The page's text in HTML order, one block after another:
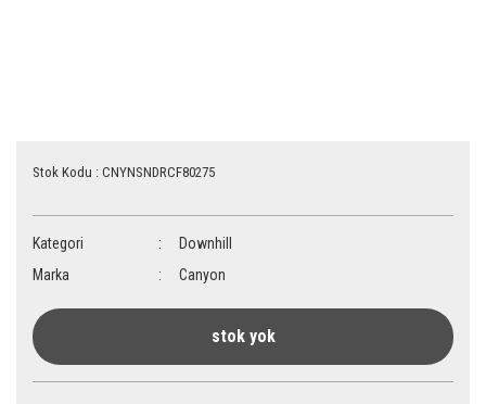
Stok Kodu : CNYNSNDRCF80275
Kategori
Downhill
Marka
Canyon
stok yok